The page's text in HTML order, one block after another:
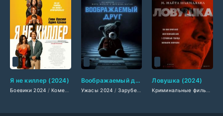
Я не киллер (2024)
Боевики 2024 /Комедии 2024 /Зарубежные фильмы 2024/Фильмы весны
Воображаемый друг (2024)
Ужасы 2024 /Зарубежные фильмы 2024 /Фильмы
Ловушка (2024)